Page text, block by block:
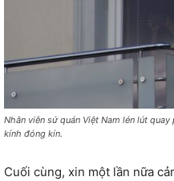
Nhân viên sứ quán Việt Nam lén lút
kính đóng kín.
Cuối cùng, xin một lần nữa